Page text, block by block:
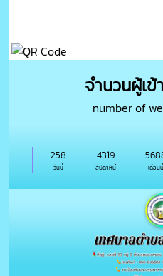
จำนวนผู้เข้
number of
วันนี้
258
สัปดาห์นี้
4319
เดือนนี้